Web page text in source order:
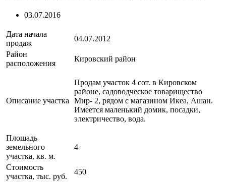
03.07.2016
Дата начала
продаж
04.07.2012
Район
расположения
Кировский район
Описание участка
Продам участок 4 сот. в Кировском
районе, садоводческое товарищество
Мир- 2, рядом с магазином Икеа, Ашан.
Имеется маленький домик, посадки,
электричество, вода.
Площадь
земельного
участка, кв. м.
4
Стоимость
участка, тыс. руб.
450